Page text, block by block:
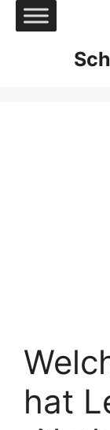
Zum
Inhalt
hat